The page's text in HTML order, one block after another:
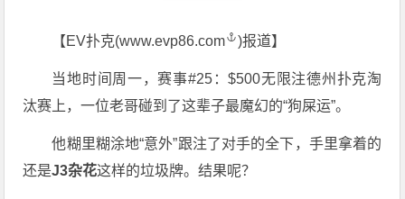
【EV扑克(www.evp86.com )报道】
当地时间周一，赛事#25：$500无限注德州扑克淘
汰赛上，一位老哥碰到了这辈子最魔幻的“狗屎运”。
他糊里糊涂地“意外”跟注了对手的全下，手里拿着的
还是J3杂花这样的垃圾牌。结果呢？